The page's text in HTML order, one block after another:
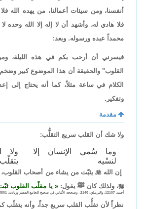
أنفسنا، ومن سيئات أعمالنا، من يهده الله
فلا هادي له، وأشهد أن لا إله إلا الله وحده
محمداً عبده ورسوله. وبعد:
فيسرني أن أرحب بكم في هذه الليلة،
القلوب" والحقيقة أن هذا الموضوع كبير
الكلام في ساعة مثلاً، كما أنه يحتاج إلى
وتفكير.
مقدمة
ولا شك أن القلب سريع التقلُّب:
وما سُمي الإنسان إلا
لنسْيه
ولا
يتقلّب
إن اللهيثبّت من يشاء من أصحاب القلوب،
، ولذلك كان ﷺ يقول: يا مقلّب القلوب
أحمد: 12107، والترمذي: 2140، وصححه الألباني في صحيح الجامع الصغير وزيادته: 4801].
نظراً لأن تقلُّب القلب سريع جداً، وأنه يتقلّب